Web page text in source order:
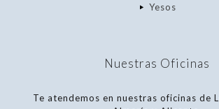
Yesos
Nuestras Oficinas
Te atendemos en nuestras oficinas de